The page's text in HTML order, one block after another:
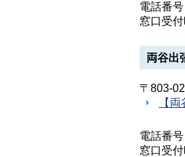
電話番
窓口受
両谷出
〒803-
【
電話番
窓口受